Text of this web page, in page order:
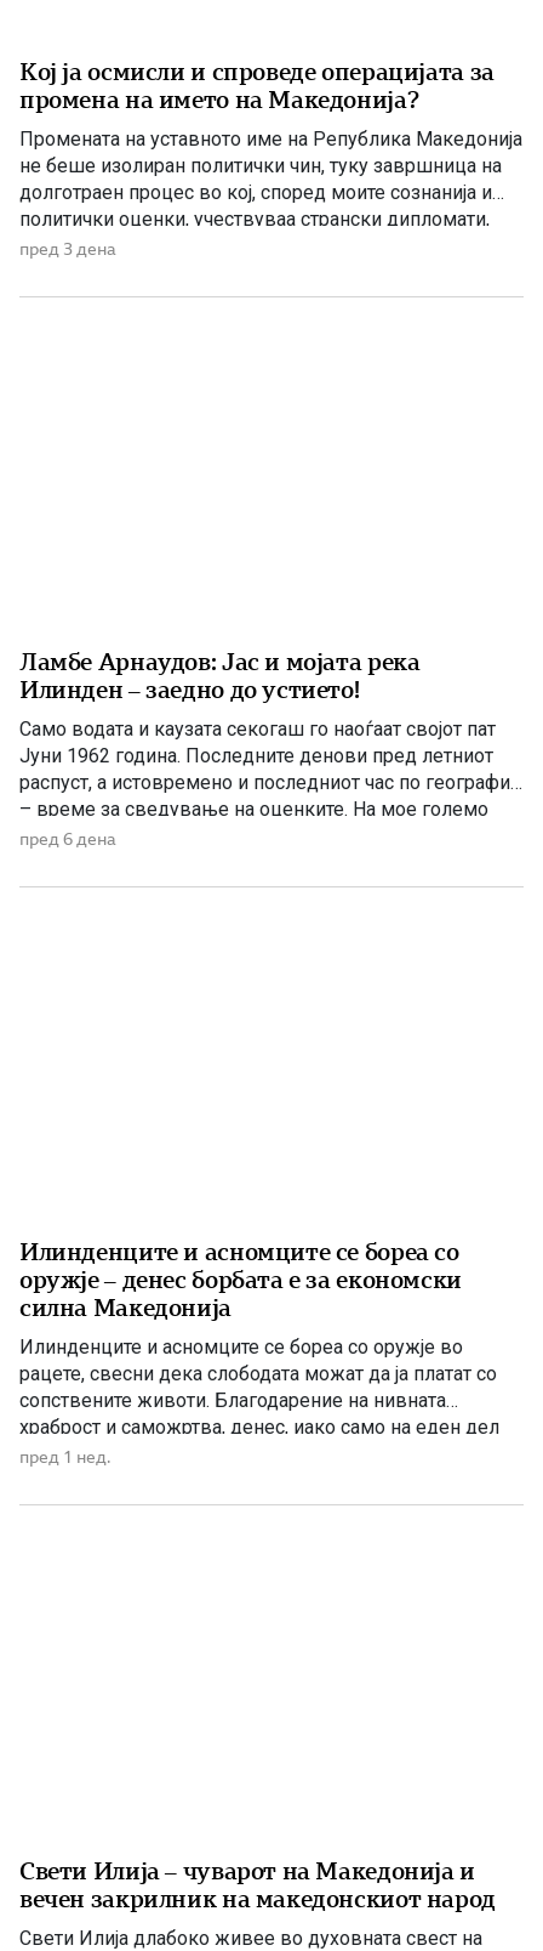
Кој ја осмисли и спроведе операцијата за
промена на името на Македонија?
Промената на уставното име на Република Македонија
не беше изолиран политички чин, туку завршница на
долготраен процес во кој, според моите сознанија и
политички оценки, учествуваа странски дипломати,
домашни политичари и регионални центри на влијание.
американскиот дипломат Филип Рикер, кој долги
пред 3 дена
Ламбе Арнаудов: Јас и мојата река
Илинден – заедно до устието!
Само водата и каузата секогаш го наоѓаат својот пат
Јуни 1962 година. Последните денови пред летниот
распуст, а истовремено и последниот час по географија
– време за сведување на оценките. На мое големо
изненадување, учителката ме крена мене и ми
расчисти дилемите околу мојата конечна […]
пред 6 дена
Илинденците и асномците се бореа со
оружје – денес борбата е за економски
силна Македонија
Илинденците и асномците се бореа со оружје во
рацете, свесни дека слободата можат да ја платат со
сопствените животи. Благодарение на нивната
храброст и саможртва, денес, иако само на еден дел
од Македонија, имаме сопствена држава, свој
македонското име. Нивниот аманет не е само да се
пред 1 нед.
Свети Илија – чуварот на Македонија и
вечен закрилник на македонскиот народ
Свети Илија длабоко живее во духовната свест на